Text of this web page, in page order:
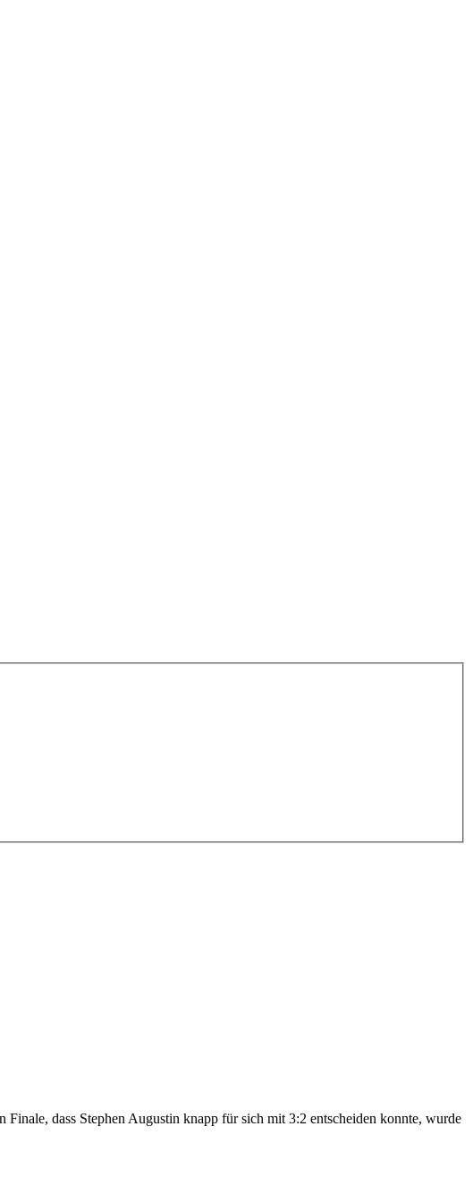
dass Stephen Augustin knapp für sich mit 3:2 entscheiden konnte, wurde